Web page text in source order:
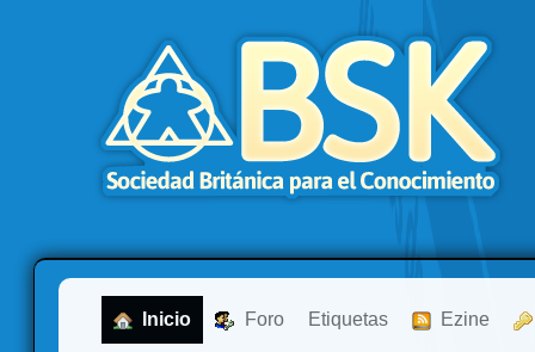
Inicio Foro Etiquetas Ezine